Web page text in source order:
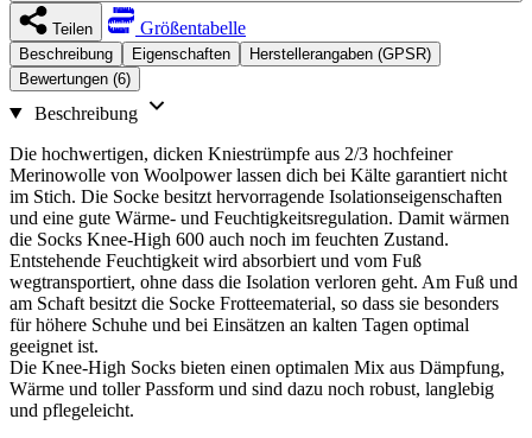
Teilen Größentabelle
Beschreibung Eigenschaften
Herstellerangaben (GPSR)
Bewertungen (6)
Beschreibung
Die hochwertigen, dicken Kniestrümpfe aus 2/3 hochfeiner
Merinowolle von Woolpower lassen dich bei Kälte garantiert nicht
im Stich. Die Socke besitzt hervorragende Isolationseigenschaften
und eine gute Wärme- und Feuchtigkeitsregulation. Damit wärmen
die Socks Knee-High 600 auch noch im feuchten Zustand.
Entstehende Feuchtigkeit wird absorbiert und vom Fuß
wegtransportiert, ohne dass die Isolation verloren geht. Am Fuß und
am Schaft besitzt die Socke Frotteematerial, so dass sie besonders
für höhere Schuhe und bei Einsätzen an kalten Tagen optimal
geeignet ist.
Die Knee-High Socks bieten einen optimalen Mix aus Dämpfung,
Wärme und toller Passform und sind dazu noch robust, langlebig
und pflegeleicht.